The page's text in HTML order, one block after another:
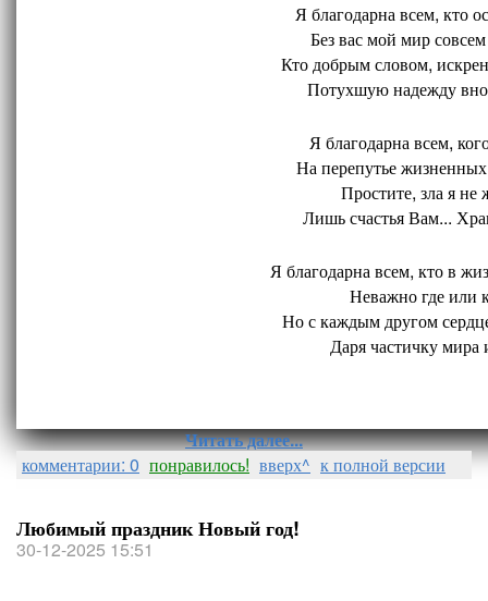
Я благодарна всем, кто
Без вас мой мир
Кто добрым словом,
Потухшую надежду
Я благодарна всем,
На перепутье
Простите, зла я не
Лишь счастья Вам...
Я благодарна всем, кто в
Неважно где или
Но с каждым другом
Даря частичку мира
Читать далее...
комментарии: 0 понравилось! вверх^ к полной версии
Любимый праздник Новый год!
30-12-2025 15:51